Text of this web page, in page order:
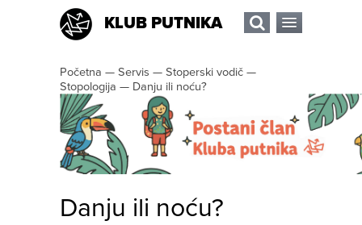
KLUB PUTNIKA
Početna — Servis — Stoperski vodič —
Stopologija — Danju ili noću?
Danju ili noću?